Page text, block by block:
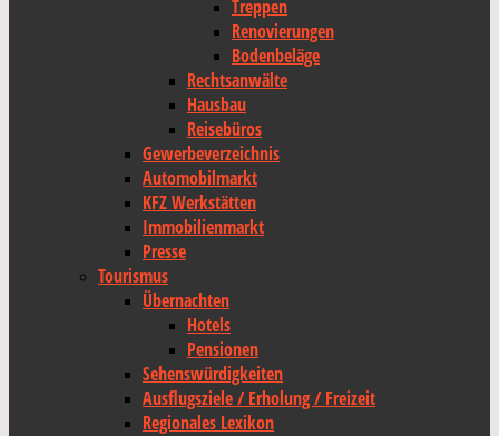
Treppen
Renovierungen
Bodenbeläge
Rechtsanwälte
Hausbau
Reisebüros
Gewerbeverzeichnis
Automobilmarkt
KFZ Werkstätten
Immobilienmarkt
Presse
Tourismus
Übernachten
Hotels
Pensionen
Sehenswürdigkeiten
Ausflugsziele / Erholung / Freizeit
Regionales Lexikon